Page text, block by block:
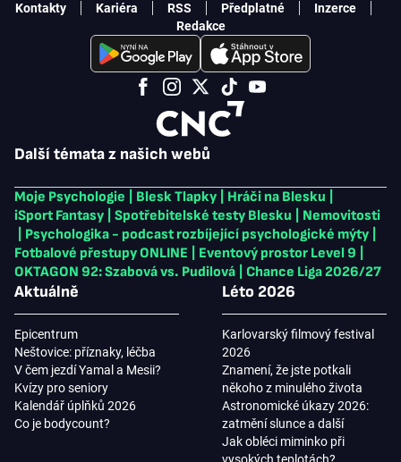
Kontakty Kariéra RSS Předplatné
Inzerce
Redakce
Další témata z našich webů
Moje Psychologie Blesk Tlapky Hráči na Blesku
iSport Fantasy
Spotřebitelské testy Blesku
Nemovitosti
Psychologika - podcast rozbíjející psychologické mýty
Fotbalové přestupy ONLINE
Eventový prostor Level 9
OKTAGON 92: Szabová vs. Pudilová
Chance Liga 2026/27
Aktuálně
Epicentrum
Neštovice: příznaky, léčba
V čem jezdí Yamal a Mesii?
Kvízy pro seniory
Kalendář úplňků 2026
Co je bodycount?
Léto 2026
Karlovarský filmový festival
2026
Znamení, že jste potkali
někoho z minulého života
Astronomické úkazy 2026:
zatmění slunce a další
Jak obléci miminko při